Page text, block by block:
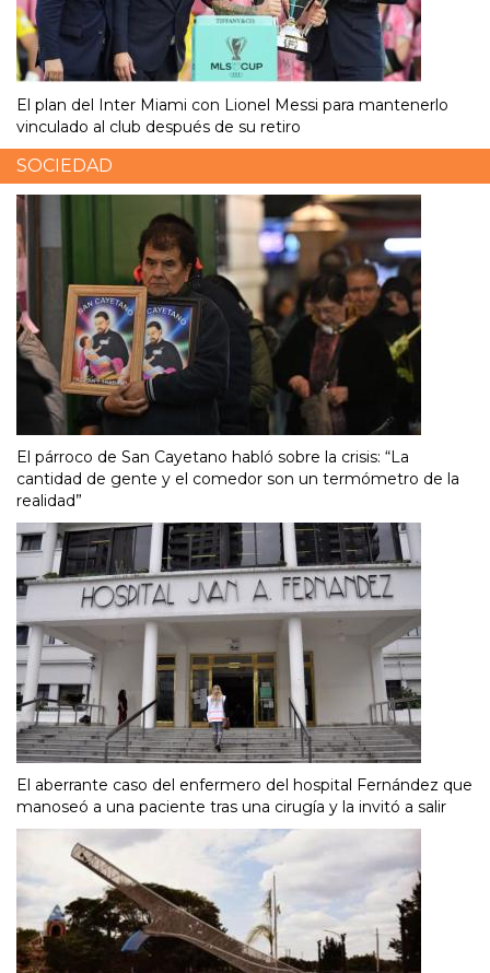
El plan del Inter Miami con Lionel Messi para mantenerlo
vinculado al club después de su retiro
SOCIEDAD
El párroco de San Cayetano habló sobre la crisis: “La
cantidad de gente y el comedor son un termómetro de la
realidad”
El aberrante caso del enfermero del hospital Fernández que
manoseó a una paciente tras una cirugía y la invitó a salir